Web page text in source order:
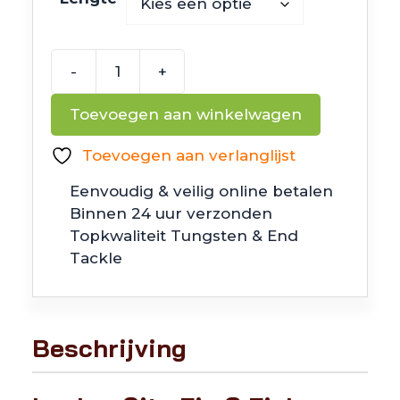
-
Fin
aantal
+
Toevoegen aan winkelwagen
Toevoegen aan verlanglijst
Eenvoudig & veilig online betalen
Binnen 24 uur verzonden
Topkwaliteit Tungsten & End
Tackle
Beschrijving